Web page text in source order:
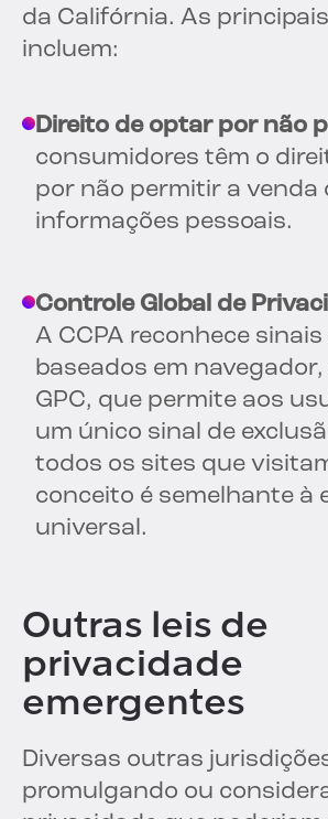
da Califórnia. As
incluem:
Direito de optar por não
consumidores têm o
por não permitir a venda
informações pessoais.
Controle Global de
A CCPA reconhece
baseados em
GPC, que permite aos
um único sinal de
todos os sites que
conceito é semelhante à
universal.
Outras leis de
privacidade
emergentes
Diversas outras
promulgando ou